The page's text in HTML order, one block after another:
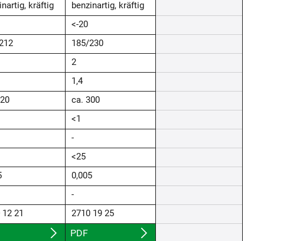
kräftig
benzinartig, kräftig
<-20
185/230
2
1,4
ca. 300
<1
-
<25
0,005
-
21 2710 19 25
PDF